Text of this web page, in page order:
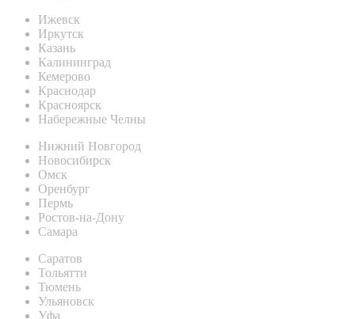
Ижевск
Иркутск
Казань
Калининград
Кемерово
Краснодар
Красноярск
Набережные Челны
Нижний Новгород
Новосибирск
Омск
Оренбург
Пермь
Ростов-на-Дону
Самара
Саратов
Тольятти
Тюмень
Ульяновск
Уфа